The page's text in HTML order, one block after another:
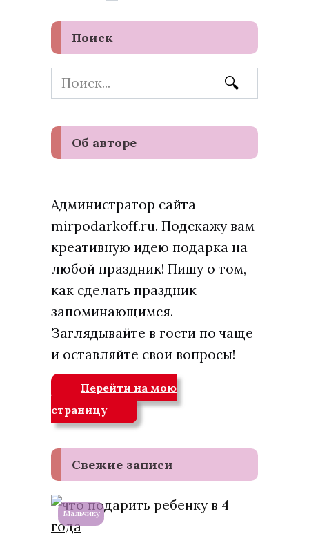
записям
Поиск
Search
for:
Об авторе
Администратор сайта
mirpodarkoff.ru. Подскажу вам
креативную идею подарка на
любой праздник! Пишу о том,
как сделать праздник
запоминающимся.
Заглядывайте в гости по чаще
и оставляйте свои вопросы!
Перейти на мою
страницу
Свежие записи
Мальчику